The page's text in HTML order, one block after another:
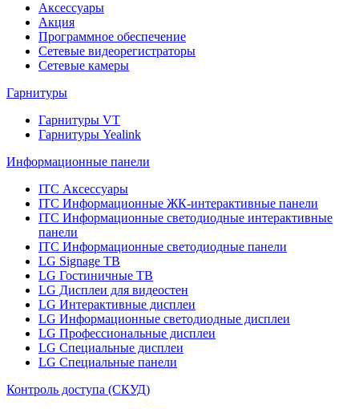
Аксессуары
Акция
Программное обеспечение
Сетевые видеорегистраторы
Сетевые камеры
Гарнитуры
Гарнитуры VT
Гарнитуры Yealink
Информационные панели
ITC Аксессуары
ITC Информационные ЖК-интерактивные панели
ITC Информационные светодиодные интерактивные
панели
ITC Информационные светодиодные панели
LG Signage ТВ
LG Гостиничные ТВ
LG Дисплеи для видеостен
LG Интерактивные дисплеи
LG Информационные светодиодные дисплеи
LG Профессиональные дисплеи
LG Специальные дисплеи
LG Специальные панели
Контроль доступа (СКУД)